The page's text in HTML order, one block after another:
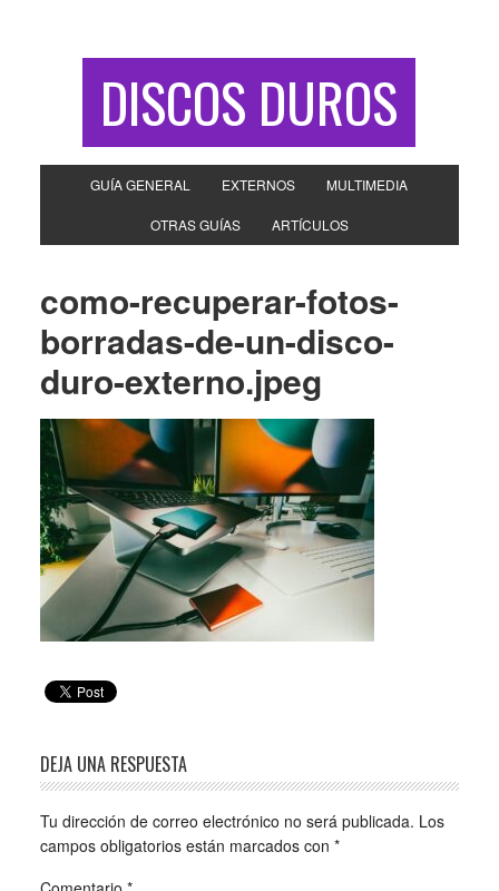
DISCOS DUROS
GUÍA GENERAL EXTERNOS MULTIMEDIA
OTRAS GUÍAS ARTÍCULOS
como-recuperar-fotos-
borradas-de-un-disco-
duro-externo.jpeg
DEJA UNA RESPUESTA
Tu dirección de correo electrónico no será publicada. Los
campos obligatorios están marcados con *